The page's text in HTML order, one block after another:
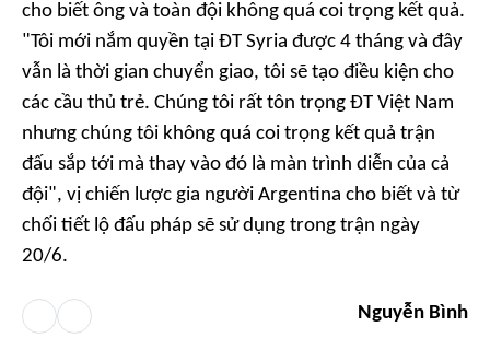
cho biết ông và toàn đội không quá coi trọng kết quả.
"Tôi mới nắm quyền tại ĐT Syria được 4 tháng và đây
vẫn là thời gian chuyển giao, tôi sẽ tạo điều kiện cho
các cầu thủ trẻ. Chúng tôi rất tôn trọng ĐT Việt Nam
nhưng chúng tôi không quá coi trọng kết quả trận
đấu sắp tới mà thay vào đó là màn trình diễn của cả
đội", vị chiến lược gia người Argentina cho biết và từ
chối tiết lộ đấu pháp sẽ sử dụng trong trận ngày
20/6.
Nguyễn Bình